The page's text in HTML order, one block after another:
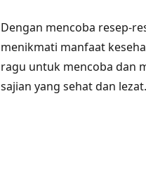
Dengan mencoba resep-
menikmati manfaat
ragu untuk mencoba dan
sajian yang sehat dan